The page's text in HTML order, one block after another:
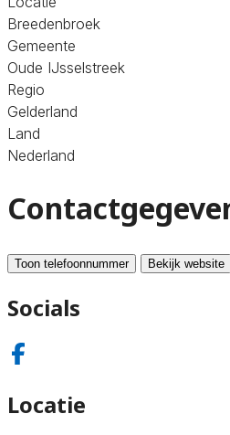
Breedenbroek
Gemeente
Oude IJsselstreek
Regio
Gelderland
Land
Nederland
Toon telefoonnummer Bekijk website
Socials
Locatie